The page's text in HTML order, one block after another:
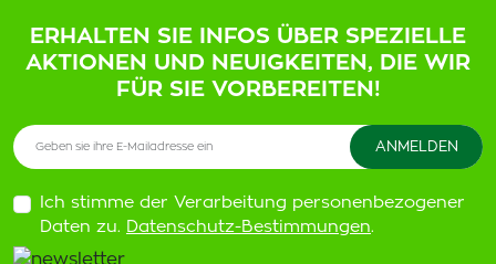
ERHALTEN SIE INFOS ÜBER SPEZIELLE
AKTIONEN UND NEUIGKEITEN, DIE WIR
FÜR SIE VORBEREITEN!
Ich stimme der Verarbeitung personenbezogener
Daten zu. Datenschutz-Bestimmungen.